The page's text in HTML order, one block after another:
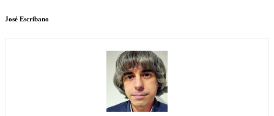
José Escribano